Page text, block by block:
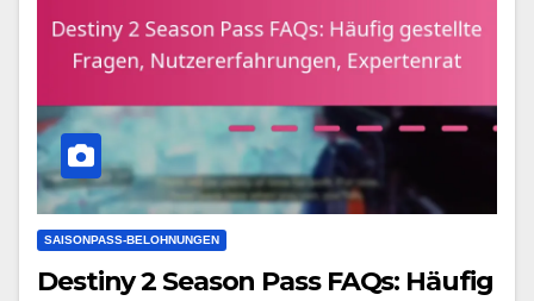
SAISONPASS-BELOHNUNGEN
Destiny 2 Season Pass FAQs: Häufig